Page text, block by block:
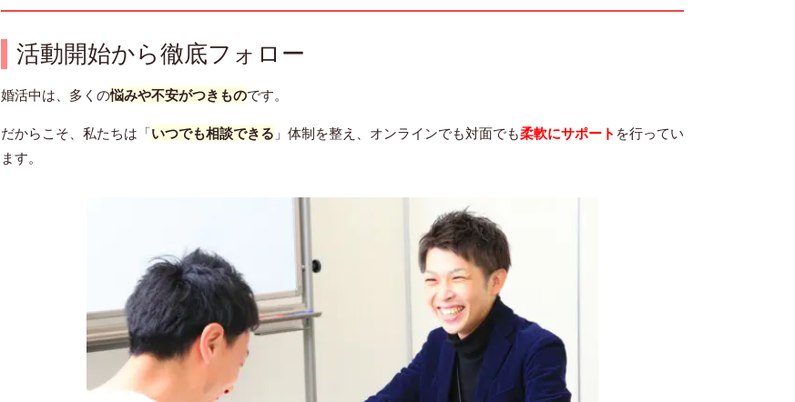
活動開始から徹底フォロー
婚活中は、多くの悩みや不安がつきものです。
だからこそ、私たちは「いつでも相談できる 」体制を整え、オンラインでも対面でも柔軟にサポート を行ってい
ます。